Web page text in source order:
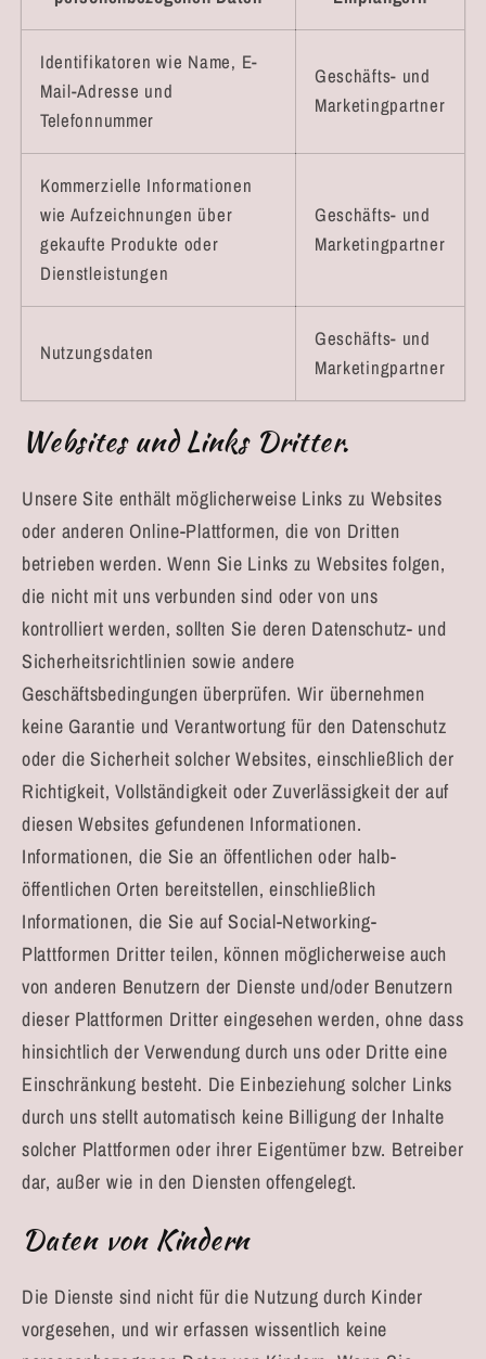
Identifikatoren wie Name, E-
Mail-Adresse und
Telefonnummer
Geschäfts- und
Marketingpartner
Kommerzielle Informationen
wie Aufzeichnungen über
gekaufte Produkte oder
Dienstleistungen
Geschäfts- und
Marketingpartner
Nutzungsdaten
Geschäfts- und
Marketingpartner
Websites und Links Dritter.
Unsere Site enthält möglicherweise Links zu Websites
oder anderen Online-Plattformen, die von Dritten
betrieben werden. Wenn Sie Links zu Websites folgen,
die nicht mit uns verbunden sind oder von uns
kontrolliert werden, sollten Sie deren Datenschutz- und
Sicherheitsrichtlinien sowie andere
Geschäftsbedingungen überprüfen. Wir übernehmen
keine Garantie und Verantwortung für den Datenschutz
oder die Sicherheit solcher Websites, einschließlich der
Richtigkeit, Vollständigkeit oder Zuverlässigkeit der auf
diesen Websites gefundenen Informationen.
Informationen, die Sie an öffentlichen oder halb-
öffentlichen Orten bereitstellen, einschließlich
Informationen, die Sie auf Social-Networking-
Plattformen Dritter teilen, können möglicherweise auch
von anderen Benutzern der Dienste und/oder Benutzern
dieser Plattformen Dritter eingesehen werden, ohne dass
hinsichtlich der Verwendung durch uns oder Dritte eine
Einschränkung besteht. Die Einbeziehung solcher Links
durch uns stellt automatisch keine Billigung der Inhalte
solcher Plattformen oder ihrer Eigentümer bzw. Betreiber
dar, außer wie in den Diensten offengelegt.
Daten von Kindern
Die Dienste sind nicht für die Nutzung durch Kinder
vorgesehen, und wir erfassen wissentlich keine